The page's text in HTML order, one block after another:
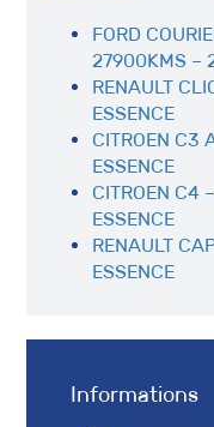
FORD
27900KMS –
RENAULT
ESSENCE
CITROEN C3
ESSENCE
CITROEN C4
ESSENCE
RENAULT
ESSENCE
Informations